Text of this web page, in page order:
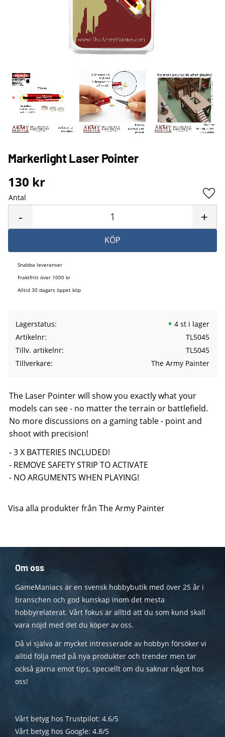
Markerlight Laser Pointer
130 kr
Antal
+
-
KÖP
Snabba leveranser
Fraktfritt över 1000 kr
Alltid 30 dagars öppet köp
Lagerstatus
4 st i lager
Artikelnr
TL5045
Tillv. artikelnr
TL5045
Tillverkare
The Army Painter
The Laser Pointer will show you exactly what your
models can see - no matter the terrain or battlefield.
No more discussions on a gaming table - point and
shoot with precision!
- 3 X BATTERIES INCLUDED!
- REMOVE SAFETY STRIP TO ACTIVATE
- NO ARGUMENTS WHEN PLAYING!
Visa alla produkter från The Army Painter
Om oss
GameManiacs är en svensk hobbybutik med över 25 år i
branschen och god kunskap inom det mesta
hobbyrelaterat. Vårt fokus är alltid att du som kund skall
vara nöjd med det du köper av oss.
Då vi själva är mycket intresserade av hobbyn försöker vi
alltid följa med på nya produkter och trender men tar
också gärna emot tips, speciellt om du saknar något hos
oss!
Vårt betyg hos Trustpilot: 4.6/5
Vårt betyg hos Google: 4.8/5